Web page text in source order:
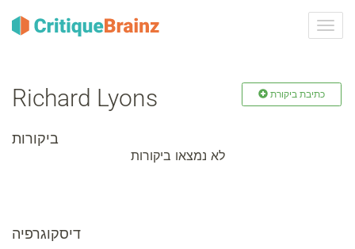
ברר
ניווט
Richard Lyons כתיבת ביקורת
ביקורות
לא נמצאו ביקורות
דיסקוגרפיה